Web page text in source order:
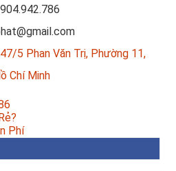
5 Phan Văn Trị, Phường 11,
Chí Minh
Phí